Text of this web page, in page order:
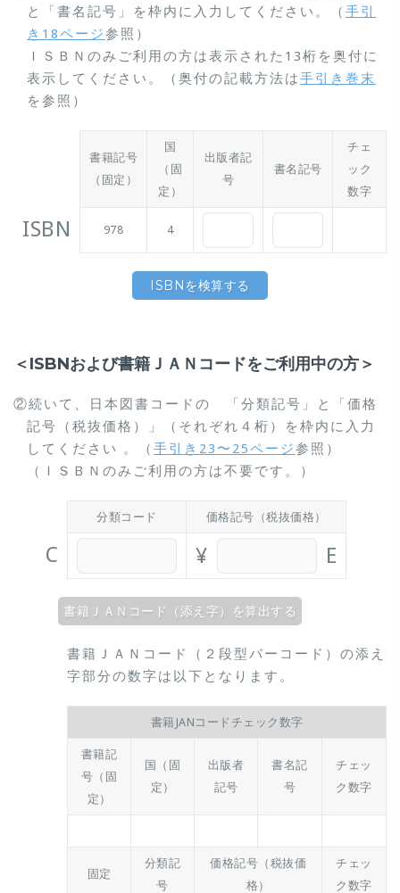
と「書名記号」を枠内に入力してください。（ 手引
き18ページ参照）
ＩＳＢＮのみご利用の方は表示された13桁を奥付に
表示してください。（奥付の記載方法は手引き巻末
を参照）
書籍記号
（固定）
国
（固
定）
出版者記
号
書名記号
チェ
ック
数字
ISBN 978 4
ISBNを検算する
＜ISBNおよび書籍ＪＡＮコードをご利用中の方＞
②続いて、日本図書コードの 「分類記号」と「価格
記号（税抜価格）」（それぞれ４桁）を枠内に入力
してください 。（ 手引き23〜25ページ参照）
（ＩＳＢＮのみご利用の方は不要です。）
分類コード 価格記号（税抜価格）
C ¥ E
書籍ＪＡＮコード（添え字）を算出する
書籍ＪＡＮコード（２段型バーコード）の添え
字部分の数字は以下となります。
書籍JANコードチェック数字
書籍記
号（固
定）
国（固
定）
出版者
記号
書名記
号
チェッ
ク数字
固定
分類記
号
価格記号（税抜価
格）
チェッ
ク数字